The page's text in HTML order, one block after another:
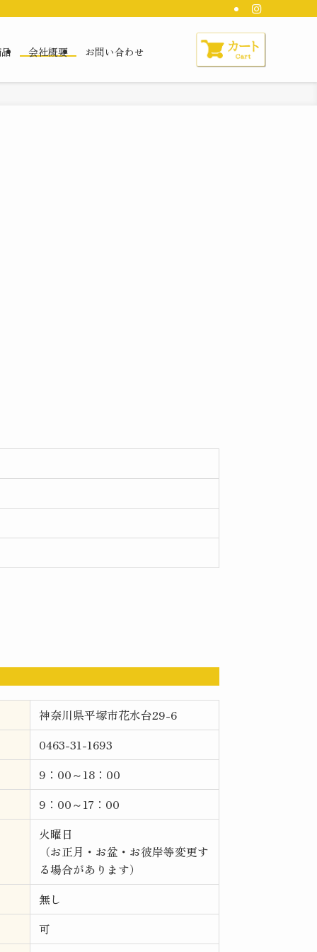
会社概要 お問い合わせ
神奈川県平塚市花水台29-6
0463-31-1693
9：00～18：00
9：00～17：00
火曜日
（お正月・お盆・お彼岸等変更す
る場合があります）
無し
可